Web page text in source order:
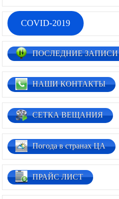
COVID-2019
ПОСЛЕДНИЕ ЗАПИСИ
НАШИ КОНТАКТЫ
СЕТКА ВЕЩАНИЯ
Погода в странах ЦА
ПРАЙС ЛИСТ